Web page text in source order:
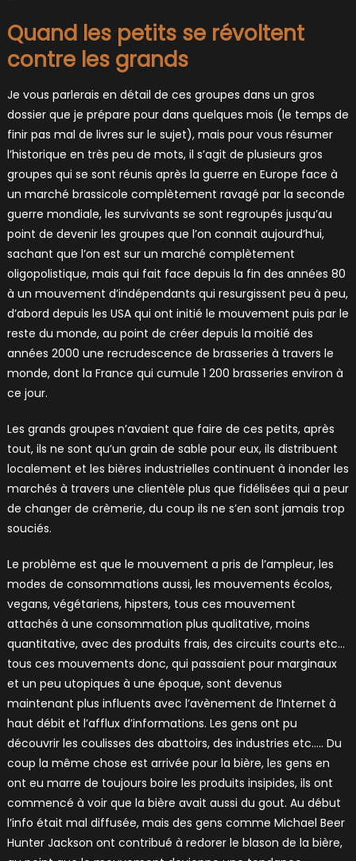
Quand les petits se révoltent
contre les grands
Je vous parlerais en détail de ces groupes dans un gros
dossier que je prépare pour dans quelques mois (le temps de
finir pas mal de livres sur le sujet), mais pour vous résumer
l’historique en très peu de mots, il s’agit de plusieurs gros
groupes qui se sont réunis après la guerre en Europe face à
un marché brassicole complètement ravagé par la seconde
guerre mondiale, les survivants se sont regroupés jusqu’au
point de devenir les groupes que l’on connait aujourd’hui,
sachant que l’on est sur un marché complètement
oligopolistique, mais qui fait face depuis la fin des années 80
à un mouvement d’indépendants qui resurgissent peu à peu,
d’abord depuis les USA qui ont initié le mouvement puis par le
reste du monde, au point de créer depuis la moitié des
années 2000 une recrudescence de brasseries à travers le
monde, dont la France qui cumule 1 200 brasseries environ à
ce jour.
Les grands groupes n’avaient que faire de ces petits, après
tout, ils ne sont qu’un grain de sable pour eux, ils distribuent
localement et les bières industrielles continuent à inonder les
marchés à travers une clientèle plus que fidélisées qui a peur
de changer de crèmerie, du coup ils ne s’en sont jamais trop
souciés.
Le problème est que le mouvement a pris de l’ampleur, les
modes de consommations aussi, les mouvements écolos,
vegans, végétariens, hipsters, tous ces mouvement
attachés à une consommation plus qualitative, moins
quantitative, avec des produits frais, des circuits courts etc…
tous ces mouvements donc, qui passaient pour marginaux
et un peu utopiques à une époque, sont devenus
maintenant plus influents avec l’avènement de l’Internet à
haut débit et l’afflux d’informations. Les gens ont pu
découvrir les coulisses des abattoirs, des industries etc….. Du
coup la même chose est arrivée pour la bière, les gens en
ont eu marre de toujours boire les produits insipides, ils ont
commencé à voir que la bière avait aussi du gout. Au début
l’info était mal diffusée, mais des gens comme Michael Beer
Hunter Jackson ont contribué à redorer le blason de la bière,